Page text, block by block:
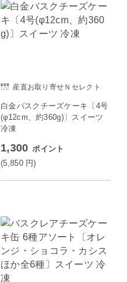
産直お取り寄せＮセレクト
白金バスクチーズケーキ〔4号
(φ12cm、約360g)〕スイーツ
冷凍
1,300 ポイント
(5,850 円)